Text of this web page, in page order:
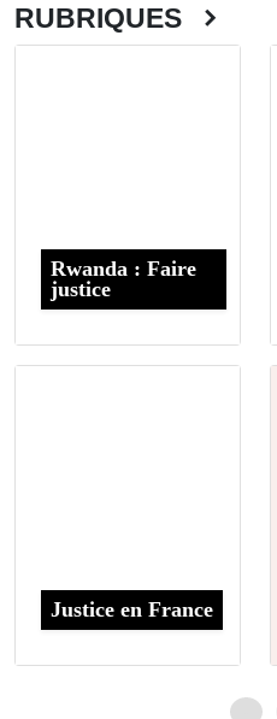
RUBRIQUES
Rwanda : Faire
justice
Justice en France